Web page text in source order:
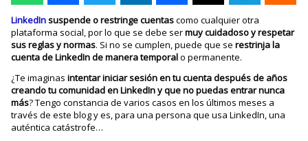
LinkedInsuspende o restringe cuentascomo cualquier otra
plataforma social, por lo que se debe sermuy cuidadoso y respetar
sus reglas y normas. Si no se cumplen, puede que serestrinja la
cuenta de LinkedIn de manera temporalo permanente.
¿Te imaginasintentar iniciar sesión en tu cuenta después de años
creando tu comunidad en LinkedIn y que no puedas entrar nunca
más? Tengo constancia de varios casos en los últimos meses a
través de este blog y es, para una persona que usa LinkedIn, una
auténtica catástrofe…